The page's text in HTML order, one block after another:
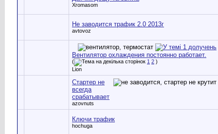
Xromasom
Не заводится трафик 2.0 2013г
avtovoz
Вентилятор охлаждения постоянно работает.
( 1 2 )
Lion
Стартер не
всегда
срабатывает
azovnuts
Ключи трафик
hochuga